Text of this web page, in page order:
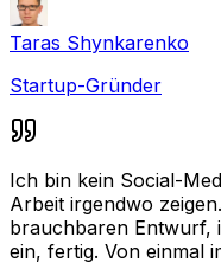
Taras Shynkarenko
Startup-Gründer
Ich bin kein Social-
Arbeit irgendwo
brauchbaren Entwurf,
ein, fertig. Von einmal